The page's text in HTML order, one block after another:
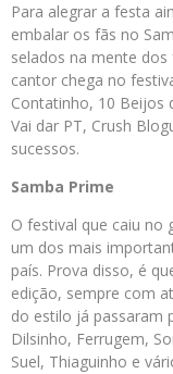
Para alegrar a festa
embalar os fãs no
selados na mente
cantor chega no
Contatinho, 10 Beijos
Vai dar PT, Crush
sucessos.
Samba Prime
O festival que caiu no
um dos mais
país. Prova disso, é
edição, sempre com
do estilo já passaram
Dilsinho, Ferrugem,
Suel, Thiaguinho e